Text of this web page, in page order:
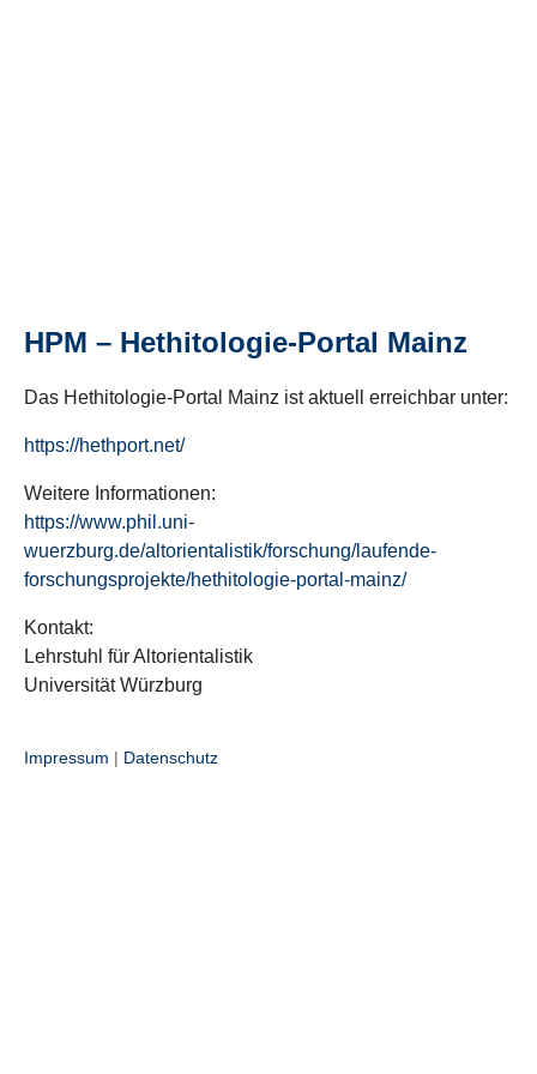
HPM – Hethitologie-Portal Mainz
Das Hethitologie-Portal Mainz ist aktuell erreichbar unter:
https://hethport.net/
Weitere Informationen:
https://www.phil.uni-
wuerzburg.de/altorientalistik/forschung/laufende-
forschungsprojekte/hethitologie-portal-mainz/
Kontakt:
Lehrstuhl für Altorientalistik
Universität Würzburg
Impressum | Datenschutz